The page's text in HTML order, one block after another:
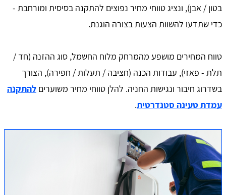
בטון / אבן), ונציג טווחי מחיר נפוצים להתקנה בסיסית ומורחבת -
כדי שתדעו להשוות הצעות בצורה הוגנת.
טווח המחירים מושפע מהמרחק מלוח החשמל, סוג ההזנה (חד /
תלת - פאזי), עבודות הכנה (חציבה / תעלות / חפירה), הצורך
בשדרוג חיבור ונגישות החניה. להלן טווחי מחיר משוערים להתקנה
עמדת טעינה סטנדרטית.